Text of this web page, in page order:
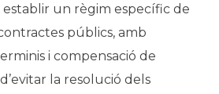
establir un règim específic de
públics, amb
i compensació de
la resolució dels